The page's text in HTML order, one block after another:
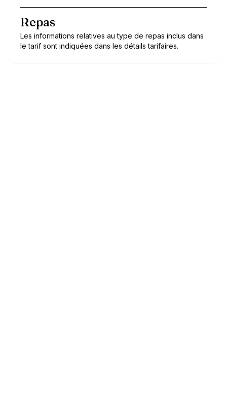
Repas
Les informations relatives au type de repas inclus dans
le tarif sont indiquées dans les détails tarifaires.